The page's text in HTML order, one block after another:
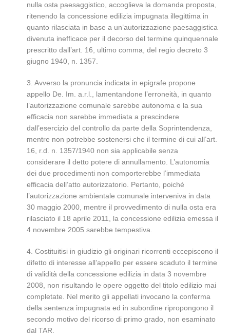
nulla osta paesaggistico, accoglieva la domanda proposta,
ritenendo la concessione edilizia impugnata illegittima in
quanto rilasciata in base a un’autorizzazione paesaggistica
divenuta inefficace per il decorso del termine quinquennale
prescritto dall’art. 16, ultimo comma, del regio decreto 3
giugno 1940, n. 1357.
3. Avverso la pronuncia indicata in epigrafe propone
appello De. Im. a.r.l., lamentandone l’erroneità, in quanto
l’autorizzazione comunale sarebbe autonoma e la sua
efficacia non sarebbe immediata a prescindere
dall’esercizio del controllo da parte della Soprintendenza,
mentre non potrebbe sostenersi che il termine di cui all’art.
16, r.d. n. 1357/1940 non sia applicabile senza
considerare il detto potere di annullamento. L’autonomia
dei due procedimenti non comporterebbe l’immediata
efficacia dell’atto autorizzatorio. Pertanto, poiché
l’autorizzazione ambientale comunale interveniva in data
30 maggio 2000, mentre il provvedimento di nulla osta era
rilasciato il 18 aprile 2011, la concessione edilizia emessa il
4 novembre 2005 sarebbe tempestiva.
4. Costituitisi in giudizio gli originari ricorrenti eccepiscono il
difetto di interesse all’appello per essere scaduto il termine
di validità della concessione edilizia in data 3 novembre
2008, non risultando le opere oggetto del titolo edilizio mai
completate. Nel merito gli appellati invocano la conferma
della sentenza impugnata ed in subordine ripropongono il
secondo motivo del ricorso di primo grado, non esaminato
dal TAR.